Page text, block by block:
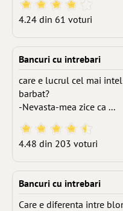
4.24 din 61 voturi
Bancuri cu intrebari
care e lucrul cel mai
barbat?
-Nevasta-mea zice ca ...
4.48 din 203 voturi
Bancuri cu intrebari
Care e diferenta intre